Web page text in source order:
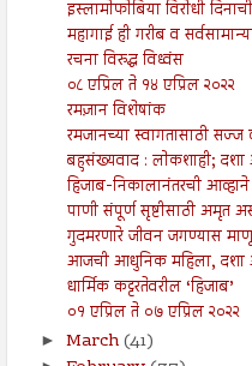
इस्लामोफोबिया विरोधी
महागाई ही गरीब व
रचना विरुद्ध विध्वंस
०८ एप्रिल ते १४ एप्रिल २०२२
रमज़ान विशेषांक
रमजानच्या स्वागतासाठी सज्ज
बहुसंख्यवाद : लोकशाही; दशा
हिजाब-निकालानंतरची आव्हाने
पाणी संपूर्ण सृष्टीसाठी अमृत
गुदमरणारे जीवन जगण्यास
आजची आधुनिक महिला, दशा
धार्मिक कट्टरतेवरील ‘हिजाब’
०१ एप्रिल ते ०७ एप्रिल २०२२
► March(41)